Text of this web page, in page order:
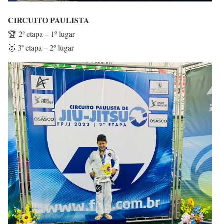
CIRCUITO PAULISTA
🏆 2ª etapa – 1º lugar
🥈 3ª etapa – 2º lugar